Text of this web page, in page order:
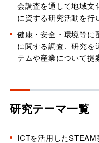
会調査を通して地域文
に資する研究活動を行
健康・安全・環境等に
に関する調査、研究を
テムや産業について提
研究テーマ一覧
ICTを活用した